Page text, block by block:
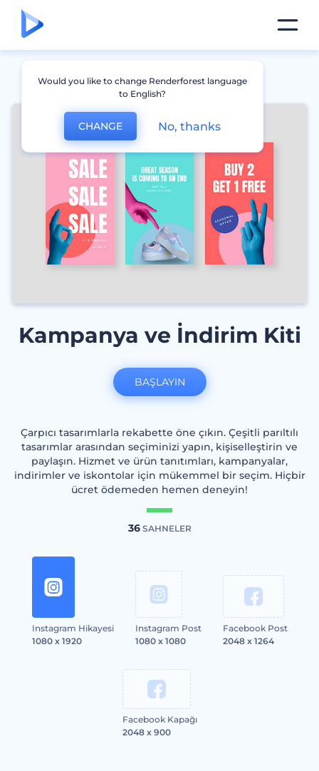
Kampanya ve İndirim Kiti
Çarpıcı tasarımlarla rekabette öne çıkın. Çeşitli parıltılı
tasarımlar arasından seçiminizi yapın, kişiselleştirin ve
paylaşın. Hizmet ve ürün tanıtımları, kampanyalar,
indirimler ve iskontolar için mükemmel bir seçim. Hiçbir
ücret ödemeden hemen deneyin!
36SAHNELER
Instagram Hikayesi
1080 x 1920
Instagram Post
1080 x 1080
Facebook Post
2048 x 1264
Facebook Kapağı
2048 x 900
BAŞLAYIN
Would you like to change Renderforest language
to English?
CHANGE No, thanks